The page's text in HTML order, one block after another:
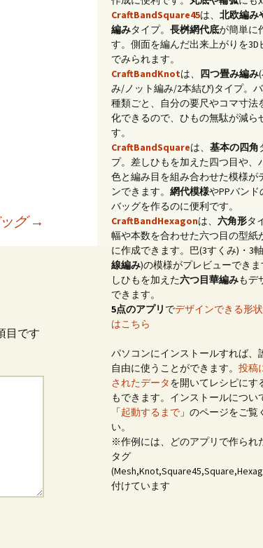
グ→
目です
CraftBandSquare45は、 北欧編み
編みタイプ。 長桝網代底が簡単に
す。側面を編んだ出来上がりを3D
でみられます。
CraftBandKnotは、 四つ畳み編み
み/ノット編み/2本結び)タイプ。
種類ごと、自分の要尺やコマ寸法
化できるので、ひもの無駄が減ら
す。
CraftBandSquareは、 基本の四角
プ。差しひもを加えた四つ目や、
色と編み目を組み合わせた模様が
ンできます。 網代模様やPPバンド
バッグを作るのに便利です。
CraftBandHexagonは、 六角形タ
幅や本数を合わせた六つ目の型紙
に作成できます。巴(3すくみ)・3
線編み)の模様がプレビューでき
しひもを加えた六つ目華編みもデ
できます。
5点のアプリ でデザインできる形
はこちら
パソコンにインストールすれば、
自由に使うことができます。 投稿
されたデータを開いてレシピにす
もできます。インストールについ
「起動するまで 」のページをご覧
い。
※作例には、どのアプリで作られ
タグ
付けています